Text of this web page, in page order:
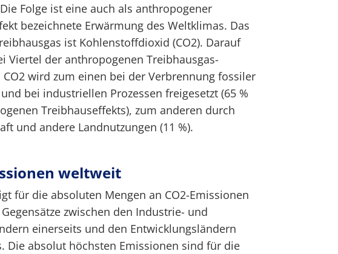
Folge ist eine auch als anthropogener
bezeichnete Erwärmung des Weltklimas. Das
ist Kohlenstoffdioxid (CO2). Darauf
Viertel der anthropogenen Treibhausgas-
CO2 wird zum einen bei der Verbrennung fossiler
bei industriellen Prozessen freigesetzt (65 %
Treibhauseffekts), zum anderen durch
und andere Landnutzungen (11 %).
weltweit
für die absoluten Mengen an CO2-Emissionen
zwischen den Industrie- und
einerseits und den Entwicklungsländern
Die absolut höchsten Emissionen sind für die